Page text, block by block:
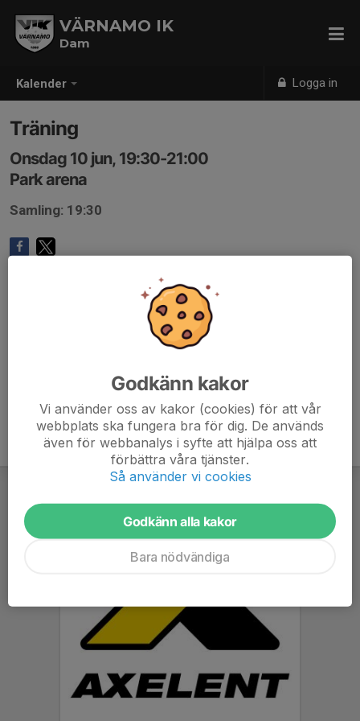
Kalender Logga in
VÄRNAMO IK
Dam
Träning
Onsdag 10 jun, 19:30-21:00
Park arena
Samling: 19:30
Godkänn kakor
Vi använder oss av kakor (cookies) för att vår
webbplats ska fungera bra för dig. De används
även för webbanalys i syfte att hjälpa oss att
förbättra våra tjänster.
Så använder vi cookies
Godkänn alla kakor
Bara nödvändiga